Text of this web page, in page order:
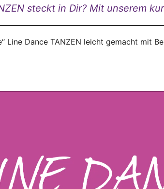
steckt in Dir? Mit unserem
Line Dance TANZEN leicht gemacht mit